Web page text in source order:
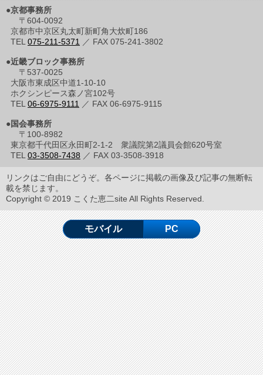
●京都事務所
〒604-0092
京都市中京区丸太町新町角大炊町186
TEL 075-211-5371 ／ FAX 075-241-3802
●近畿ブロック事務所
〒537-0025
大阪市東成区中道1-10-10
ホクシンピース森ノ宮102号
TEL 06-6975-9111 ／ FAX 06-6975-9115
●国会事務所
〒100-8982
東京都千代田区永田町2-1-2 衆議院第2議員会館620号室
TEL 03-3508-7438 ／ FAX 03-3508-3918
リンクはご自由にどうぞ。各ページに掲載の画像及び記事の無断転
載を禁じます。
Copyright © 2019 こくた恵二site All Rights Reserved.
モバイル PC